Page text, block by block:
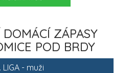
ZÁPASY
POD BRDY
LIGA - muži